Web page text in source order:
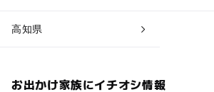
高知県
お出かけ家族にイチオシ情報